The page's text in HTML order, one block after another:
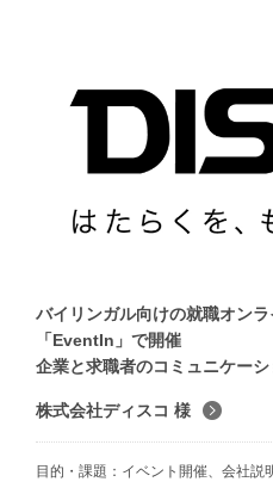
バイリンガル向けの就職オン
「EventIn」で開催
企業と求職者のコミュニケー
株式会社ディスコ 様
目的・課題
イベント開催、会社説